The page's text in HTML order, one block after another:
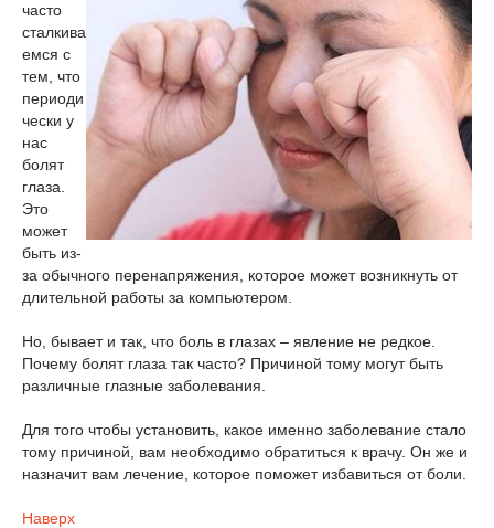
часто
сталкива
емся с
тем, что
периоди
чески у
нас
болят
глаза.
Это
может
быть из-
за обычного перенапряжения, которое может возникнуть от
длительной работы за компьютером.
Но, бывает и так, что боль в глазах – явление не редкое.
Почему болят глаза так часто? Причиной тому могут быть
различные глазные заболевания.
Для того чтобы установить, какое именно заболевание стало
тому причиной, вам необходимо обратиться к врачу. Он же и
назначит вам лечение, которое поможет избавиться от боли.
Наверх